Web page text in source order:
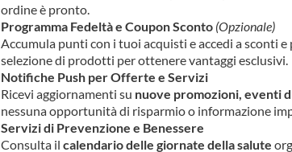
ordine è pronto.
Programma Fedeltà e Coupon Sconto (Opzionale)
Accumula punti con i tuoi acquisti e accedi a sconti
selezione di prodotti per ottenere vantaggi esclusivi.
Notifiche Push per Offerte e Servizi
Ricevi aggiornamenti su nuove promozioni, eventi
nessuna opportunità di risparmio o informazione
Servizi di Prevenzione e Benessere
Consulta ilcalendario delle giornate della salute